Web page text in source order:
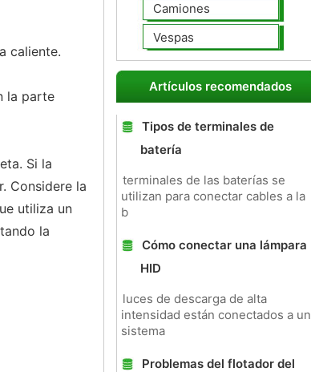
caliente.
la parte
Si la
Considere la
utiliza un
la
Camiones
Vespas
Artículos recomendados
Tipos de terminales de
batería
terminales de las baterías se
utilizan para conectar cables a la
b
Cómo conectar una lámpara
HID
luces de descarga de alta
intensidad están conectados a un
sistema
Problemas del flotador del